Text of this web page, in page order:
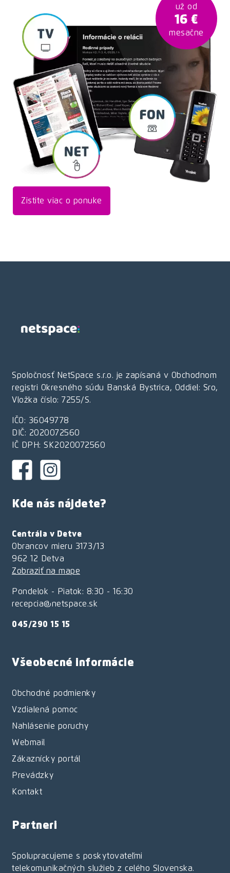
už od
16 €
mesačne
Zistite viac o ponuke
Spoločnosť NetSpace s.r.o. je zapísaná v Obchodnom
registri Okresného súdu Banská Bystrica, Oddiel: Sro,
Vložka číslo: 7255/S.
IČO: 36049778
DIČ: 2020072560
IČ DPH: SK2020072560
Kde nás nájdete?
Centrála v Detve
Obrancov mieru 3173/13
962 12 Detva
Zobraziť na mape
Pondelok - Piatok: 8:30 - 16:30
recepcia@netspace.sk
045/290 15 15
Všeobecné informácie
Obchodné podmienky
Vzdialená pomoc
Nahlásenie poruchy
Webmail
Zákaznícky portál
Prevádzky
Kontakt
Partneri
Spolupracujeme s poskytovateľmi
telekomunikačných služieb z celého Slovenska.